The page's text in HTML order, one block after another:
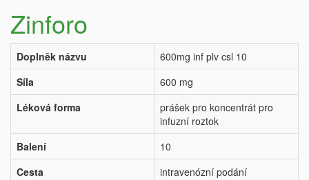
Zinforo
Doplněk názvu
600mg inf plv csl 10
Síla
600 mg
Léková forma
prášek pro koncentrát pro
infuzní roztok
Balení
10
Cesta
intravenózní podání